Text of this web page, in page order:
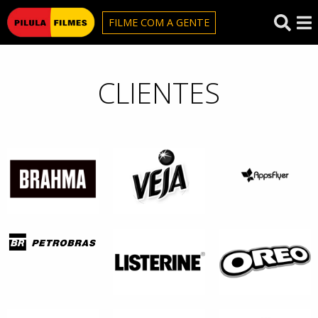
Pilula Filmes
FILME COM A GENTE
CLIENTES